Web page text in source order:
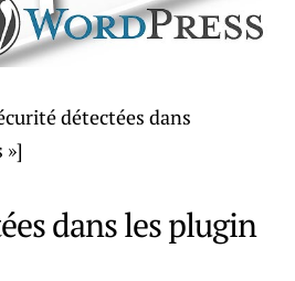
détectées dans
»]
dans les plugin